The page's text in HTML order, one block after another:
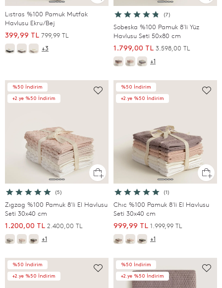
Lıstras %100 Pamuk Mutfak
Havlusu Ekru/Bej
399,99 TL 799,99 TL
+3
(7)
Sobeska %100 Pamuk 8'li Yüz
Havlusu Seti 50x80 cm
1.799,00 TL 3.598,00 TL
+1
%50 İndirim
+2.ye %50 İndirim
(5)
Zıgzag %100 Pamuk 8'li El Havlusu
Seti 30x40 cm
1.200,00 TL 2.400,00 TL
+1
%50 İndirim
+2.ye %50 İndirim
(1)
Chıc %100 Pamuk 8'li El Havlusu
Seti 30x40 cm
999,99 TL 1.999,99 TL
+1
%50 İndirim
+2.ye %50 İndirim
%50 İndirim
+2.ye %50 İndirim